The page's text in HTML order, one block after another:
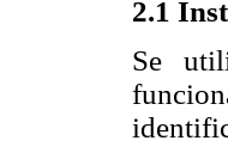
2.1
Se